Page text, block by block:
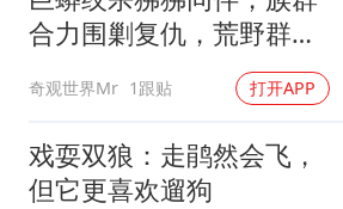
合力围剿复仇，荒野群体
奇观世界Mr 1跟贴 打开APP
戏耍双狼：走鹃然会飞，
但它更喜欢遛狗